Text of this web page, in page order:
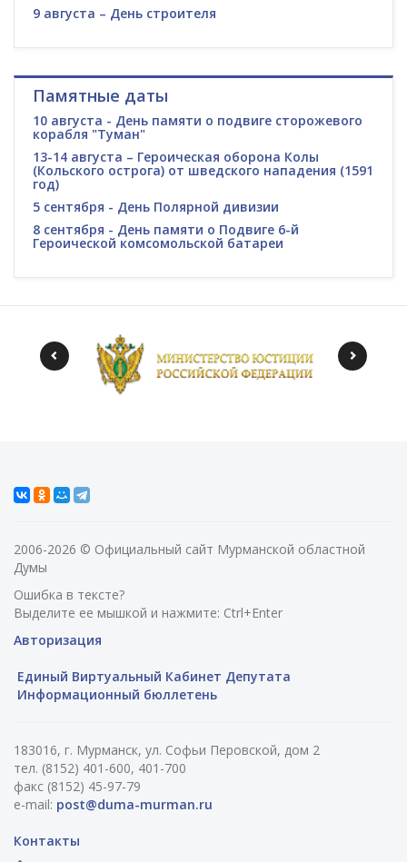
9 августа – День строителя
Памятные даты
10 августа - День памяти о подвиге сторожевого
корабля "Туман"
13-14 августа – Героическая оборона Колы
(Кольского острога) от шведского нападения (1591
год)
5 сентября - День Полярной дивизии
8 сентября - День памяти о Подвиге 6-й
Героической комсомольской батареи
2006-2026 © Официальный сайт Мурманской областной
Думы
Ошибка в тексте?
Выделите ее мышкой и нажмите: Ctrl+Enter
Авторизация
Единый Виртуальный Кабинет Депутата
Информационный бюллетень
183016, г. Мурманск, ул. Софьи Перовской, дом 2
тел. (8152) 401-600, 401-700
факс (8152) 45-97-79
e-mail: post@duma-murman.ru
Контакты